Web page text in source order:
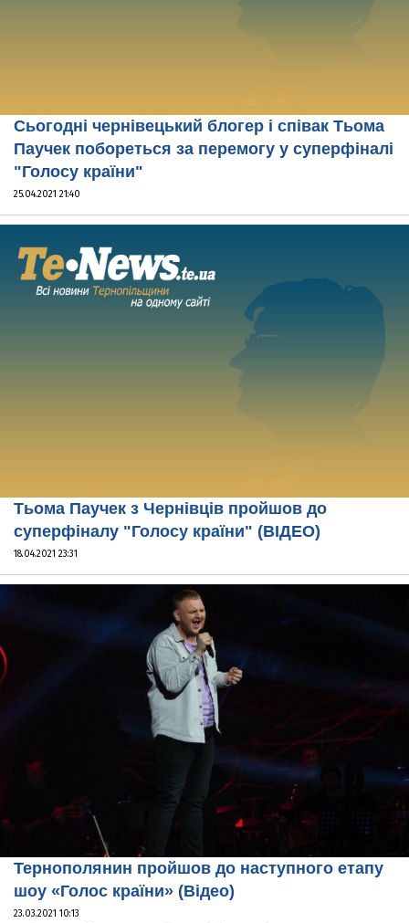
Сьогодні чернівецький блогер і співак Тьома
Паучек побореться за перемогу у суперфіналі
"Голосу країни"
25.04.2021 21:40
Тьома Паучек з Чернівців пройшов до
суперфіналу "Голосу країни" (ВІДЕО)
18.04.2021 23:31
Тернополянин пройшов до наступного етапу
шоу «Голос країни» (Відео)
23.03.2021 10:13